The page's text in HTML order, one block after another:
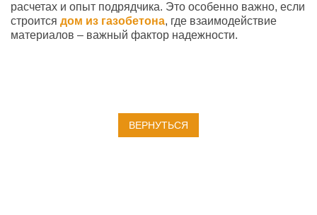
расчетах и опыт подрядчика. Это особенно важно, если
строится дом из газобетона, где взаимодействие
материалов – важный фактор надежности.
ВЕРНУТЬСЯ